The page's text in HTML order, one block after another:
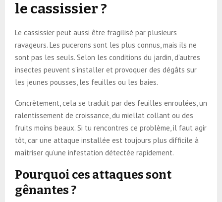
le cassissier ?
Le cassissier peut aussi être fragilisé par plusieurs
ravageurs. Les pucerons sont les plus connus, mais ils ne
sont pas les seuls. Selon les conditions du jardin, d’autres
insectes peuvent s’installer et provoquer des dégâts sur
les jeunes pousses, les feuilles ou les baies.
Concrètement, cela se traduit par des feuilles enroulées, un
ralentissement de croissance, du miellat collant ou des
fruits moins beaux. Si tu rencontres ce problème, il faut agir
tôt, car une attaque installée est toujours plus difficile à
maîtriser qu’une infestation détectée rapidement.
Pourquoi ces attaques sont
gênantes ?